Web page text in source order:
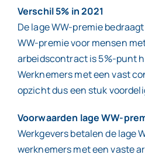
Verschil 5% in 2021
De lage WW-premie
WW-premie voor mensen
arbeidscontract is 5%-punt
Werknemers met een vast
opzicht dus een stuk
Voorwaarden lage WW-
Werkgevers betalen de lage
werknemers met een vaste